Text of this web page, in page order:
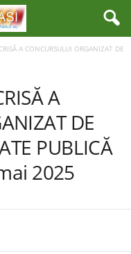
A CONCURSULUI ORGANIZAT DE
A
DE
PUBLICĂ
2025